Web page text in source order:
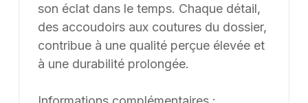
son éclat dans le temps. Chaque détail,
des accoudoirs aux coutures du dossier,
contribue à une qualité perçue élevée et
à une durabilité prolongée.